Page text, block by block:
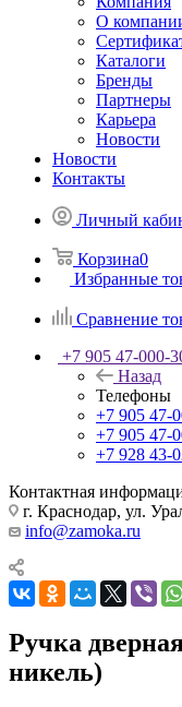
О
Каталоги
Бренды
Партнеры
Карьера
Новости
Новости
Контакты
Личный
Корзина0
Избранные
Сравнение
+7 905 47-000-
Назад
Телефоны
+7 905 47-
+7 905 47-
+7 928 43-
Контактная
г. Краснодар, ул.
info@zamoka.ru
Ручка
никель)